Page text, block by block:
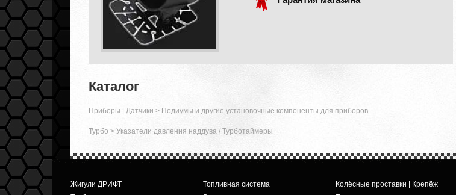
Каталог
Приборы | Датчики > Подиумы и другие установочные компоненты для приборов
Турбо > Указатели давления наддува / Турботаймеры
Жигули ДРИФТ
Топливная система
Колёсные проставки | Крепёж